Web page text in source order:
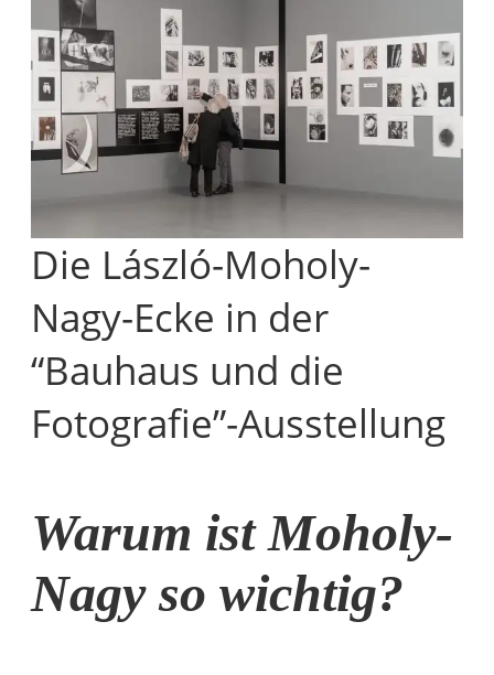
Die László-Moholy-
Nagy-Ecke in der
“Bauhaus und die
Fotografie”-Ausstellung
Warum istMoholy-
Nagyso wichtig?